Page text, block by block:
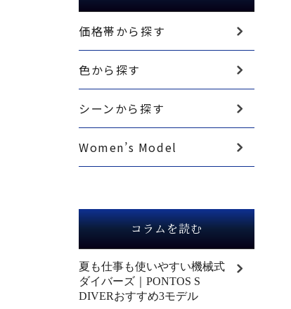
価格帯から探す
色から探す
シーンから探す
Women’s Model
コラムを読む